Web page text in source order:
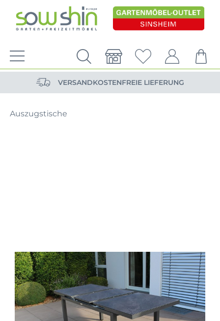
VERSANDKOSTENFREIE LIEFERUNG
NACHHALTIG DURCH ERSATZTEIL-SHOP
VERSANDKOSTENFREIE LIEFERUNG
Auszugstische